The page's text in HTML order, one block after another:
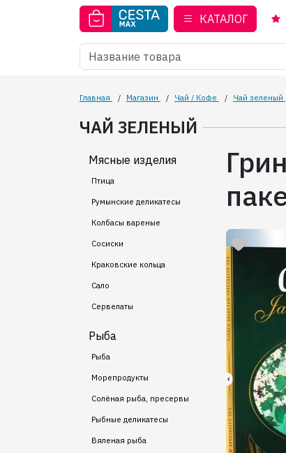
КАТАЛОГ
Главная / Магазин / Чай / Кофе / Чай зеленый
ЧАЙ ЗЕЛЕНЫЙ
Мясные изделия
Птица
Румынские деликатесы
Колбасы вареные
Сосиски
Краковские кольца
Сало
Сервелаты
Рыба
Рыба
Морепродукты
Солёная рыба, пресервы
Рыбные деликатесы
Вяленая рыба